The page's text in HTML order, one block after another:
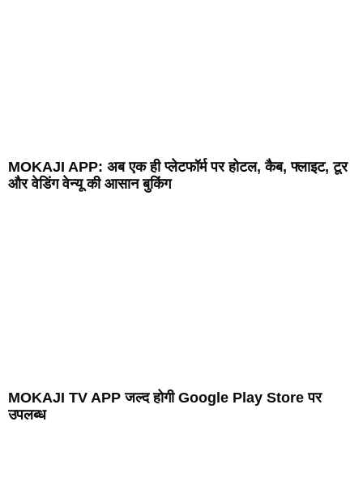
MOKAJI APP: अब एक ही प्लेटफॉर्म पर होटल, कैब, फ्लाइट, टूर
और वेडिंग वेन्यू की आसान बुकिंग
MOKAJI TV APP जल्द होगी Google Play Store पर
उपलब्ध